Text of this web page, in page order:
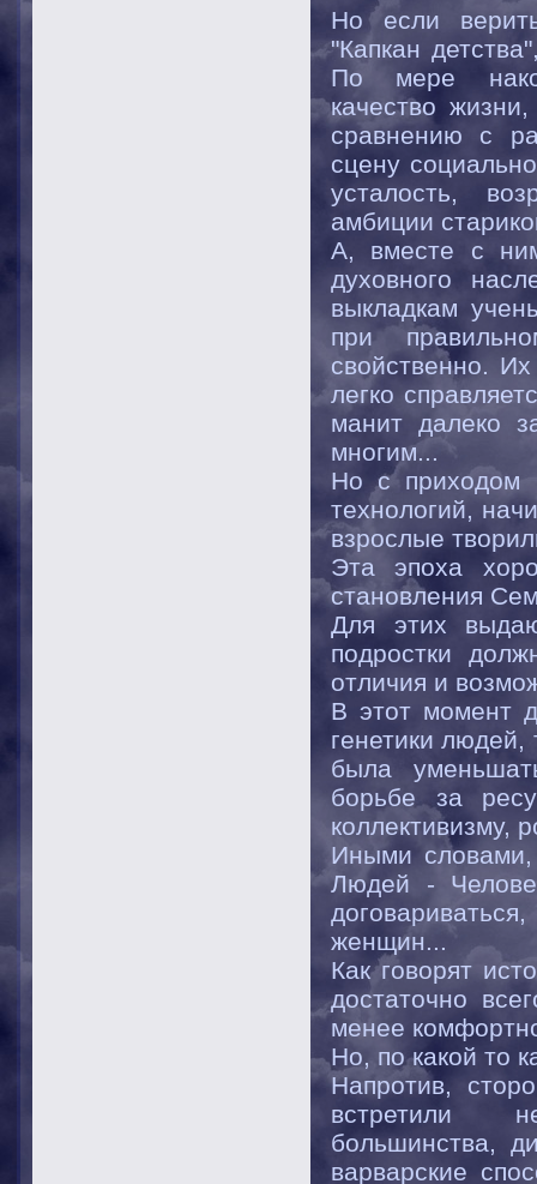
Но если
"Капкан
По мере
качество
сравнению с
сцену
усталость,
амбиции
А, вместе с
духовного
выкладкам
при
свойственно.
легко
манит далеко
многим...
Но с приходом
технологий,
взрослые
Эта эпоха
становления
Для этих
подростки
отличия и
В этот момент
генетики
была
борьбе за
коллективизму,
Иными словами,
Людей -
женщин...
Как говорят
достаточно
менее
Но, по какой то
Напротив,
встретили
большинства,
варварские